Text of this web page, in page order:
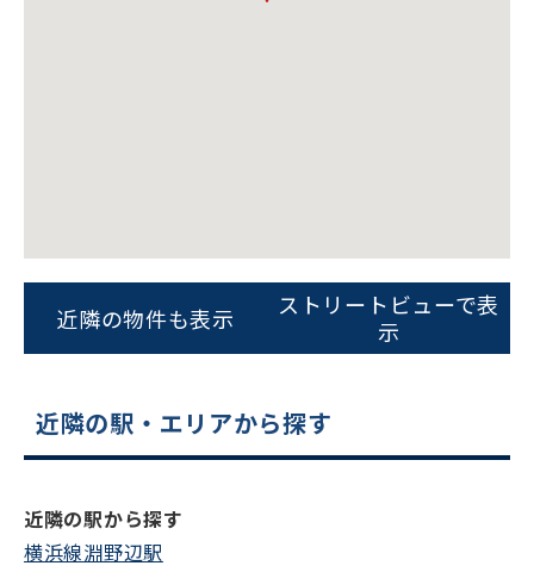
ビルコード：172272
をお伝えいただくと
スムーズにご案内できます
平日 9:00〜18:00
近隣の物件も表示
ストリートビューで表
示
近隣の駅・エリアから探す
近隣の駅から探す
横浜線淵野辺駅